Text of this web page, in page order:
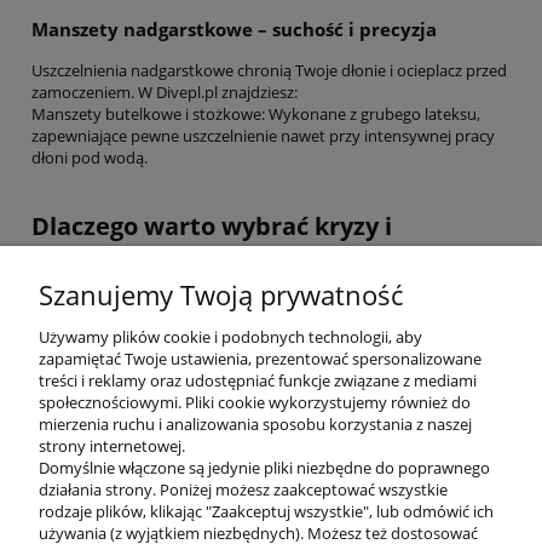
Manszety nadgarstkowe – suchość i precyzja
Uszczelnienia nadgarstkowe chronią Twoje dłonie i ocieplacz przed
zamoczeniem. W Divepl.pl znajdziesz:
Manszety butelkowe i stożkowe: Wykonane z grubego lateksu,
zapewniające pewne uszczelnienie nawet przy intensywnej pracy
dłoni pod wodą.
Dlaczego warto wybrać kryzy i
Kupując akcesoria do skafandrów suchych w Divepl.pl, masz
pewność, że otrzymujesz sprzęt najwyższej klasy:
Kompatybilność: Oferujemy uszczelnienia pasujące do
najpopularniejszych systemów pierścieniowych na rynku.
Różnorodność rozmiarów: Posiadamy rozmiary dopasowane do
każdej budowy ciała, od drobnych nadgarstków po szerokie
obwody szyi.
Wsparcie ekspertów: Jeśli nie jesteś pewien, jak dociąć nową kryzę
lub czy dany model pasuje do Twojego skafandra – nasi specjaliści
służą profesjonalną poradą.
Szanujemy Twoją prywatność
Używamy plików cookie i podobnych technologii, aby
zapamiętać Twoje ustawienia, prezentować spersonalizowane
treści i reklamy oraz udostępniać funkcje związane z mediami
społecznościowymi. Pliki cookie wykorzystujemy również do
mierzenia ruchu i analizowania sposobu korzystania z naszej
strony internetowej.
Domyślnie włączone są jedynie pliki niezbędne do poprawnego
działania strony. Poniżej możesz zaakceptować wszystkie
rodzaje plików, klikając "Zaakceptuj wszystkie", lub odmówić ich
używania (z wyjątkiem niezbędnych). Możesz też dostosować